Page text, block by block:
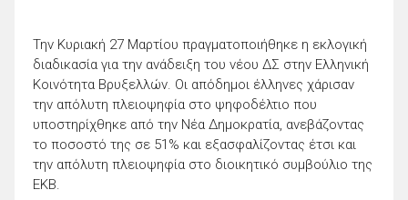
Την Κυριακή 27 Μαρτίου πραγματοποιήθηκε η εκλογική
διαδικασία για την ανάδειξη του νέου ΔΣ στην Ελληνική
Κοινότητα Βρυξελλών. Οι απόδημοι έλληνες χάρισαν
την απόλυτη πλειοψηφία στο ψηφοδέλτιο που
υποστηρίχθηκε από την Νέα Δημοκρατία, ανεβάζοντας
το ποσοστό της σε 51% και εξασφαλίζοντας έτσι και
την απόλυτη πλειοψηφία στο διοικητικό συμβούλιο της
ΕΚΒ.